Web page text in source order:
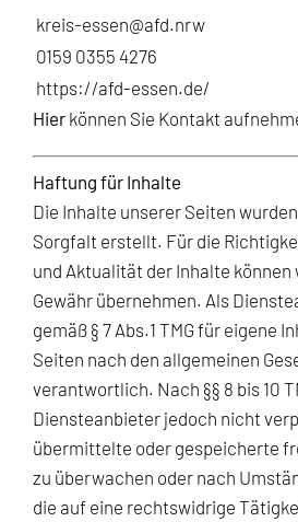
kreis-essen@afd.nrw
0159 0355 4276
https://afd-essen.de/
Hier können Sie Kontakt
Haftung für Inhalte
Die Inhalte unserer Seiten
Sorgfalt erstellt. Für die
und Aktualität der Inhalte können
Gewähr übernehmen. Als
gemäß § 7 Abs.1 TMG für eigene
Seiten nach den allgemeinen
verantwortlich. Nach §§ 8 bis 10
Diensteanbieter jedoch nicht
übermittelte oder gespeicherte
zu überwachen oder nach
die auf eine rechtswidrige